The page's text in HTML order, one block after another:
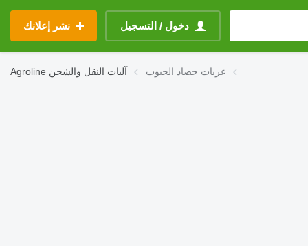
دخول / التسجيل نشر إعلانك
Agroline آليات النقل والشحن عربات حصاد الحبوب